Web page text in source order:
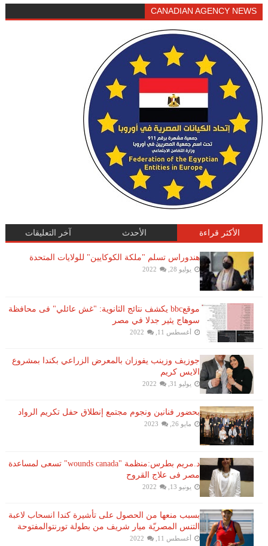
CANADIAN AGENCY NEWS
الأكثر قراءة الأحدث آخر التعليقات
هندوراس تسلم "ملكة الكوكايين" للولايات المتحدة
يوليو 28, 2022
موقعbbc يكشف نتائج الثانوية: "غش عائلي" فى محافظة
سوهاج يثير جدلا في مصر
أغسطس 11, 2022
جوزيف وزينب يفوزان بالمعرض الزراعي بكندا بمشروع
الايس كريم
يوليو 31, 2022
بحضور فنانين ونجوم مجتمع إنطلاق حفل تكريم الرواد
مايو 26, 2023
د.مريم بطرس:منظمة "wounds canada" تسعى لمساعدة
مصر فى علاج القروح
يونيو 13, 2022
بسبب منعها من الحصول على تأشيرة كندا انسحاب لاعبة ​
التنس​ المصريّة ​ميار شريف​ من بطولة ​تورنتو​المفتوحة
أغسطس 11, 2022